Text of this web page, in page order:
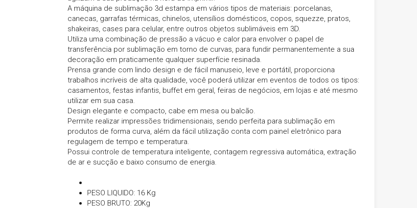
A máquina de sublimação 3d estampa em vários tipos de materiais: porcelanas,
canecas, garrafas térmicas, chinelos, utensílios domésticos, copos, squezze, pratos,
shakeiras, cases para celular, entre outros objetos sublimáveis em 3D.
Utiliza uma combinação de pressão a vácuo e calor para envolver o papel de
transferência por sublimação em torno de curvas, para fundir permanentemente a sua
decoração em praticamente qualquer superfície resinada.
Prensa grande com lindo design e de fácil manuseio, leve e portátil, proporciona
trabalhos incríveis de alta qualidade, você poderá utilizar em eventos de todos os tipos:
casamentos, festas infantis, buffet em geral, feiras de negócios, em lojas e até mesmo
utilizar em sua casa.
Design elegante e compacto, cabe em mesa ou balcão.
Permite realizar impressões tridimensionais, sendo perfeita para sublimação em
produtos de forma curva, além da fácil utilização conta com painel eletrônico para
regulagem de tempo e temperatura.
Possui controle de temperatura inteligente, contagem regressiva automática, extração
de ar e sucção e baixo consumo de energia.
PESO LIQUIDO: 16 Kg
PESO BRUTO: 20Kg